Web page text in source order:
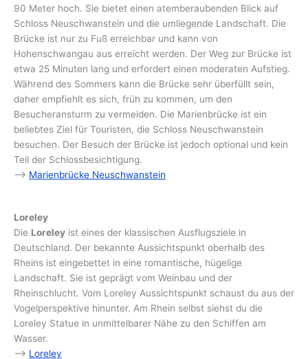
90 Meter hoch. Sie bietet einen atemberaubenden Blick auf
Schloss Neuschwanstein und die umliegende Landschaft. Die
Brücke ist nur zu Fuß erreichbar und kann von
Hohenschwangau aus erreicht werden. Der Weg zur Brücke ist
etwa 25 Minuten lang und erfordert einen moderaten Aufstieg.
Während des Sommers kann die Brücke sehr überfüllt sein,
daher empfiehlt es sich, früh zu kommen, um den
Besucheransturm zu vermeiden. Die Marienbrücke ist ein
beliebtes Ziel für Touristen, die Schloss Neuschwanstein
besuchen. Der Besuch der Brücke ist jedoch optional und kein
Teil der Schlossbesichtigung.
–> Marienbrücke Neuschwanstein
Loreley
Die Loreley ist eines der klassischen Ausflugsziele in
Deutschland. Der bekannte Aussichtspunkt oberhalb des
Rheins ist eingebettet in eine romantische, hügelige
Landschaft. Sie ist geprägt vom Weinbau und der
Rheinschlucht. Vom Loreley Aussichtspunkt schaust du aus der
Vogelperspektive hinunter. Am Rhein selbst siehst du die
Loreley Statue in unmittelbarer Nähe zu den Schiffen am
Wasser.
–> Loreley